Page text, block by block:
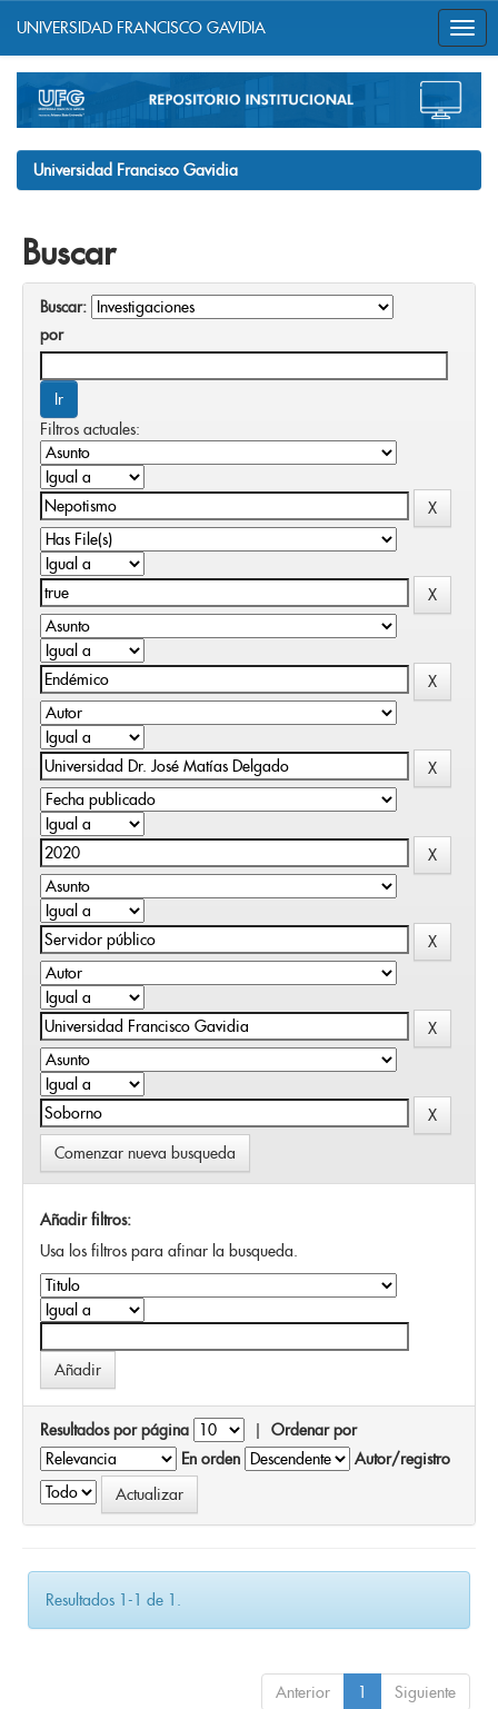
navigation
UNIVERSIDAD FRANCISCO GAVIDIA
Universidad Francisco Gavidia
Buscar
Buscar:
por
Filtros actuales:
Comenzar nueva busqueda
Añadir filtros:
Usa los filtros para afinar la busqueda.
Resultados por página | Ordenar por
En orden
Autor/registro
Resultados 1-1 de 1.
Anterior 1 Siguiente